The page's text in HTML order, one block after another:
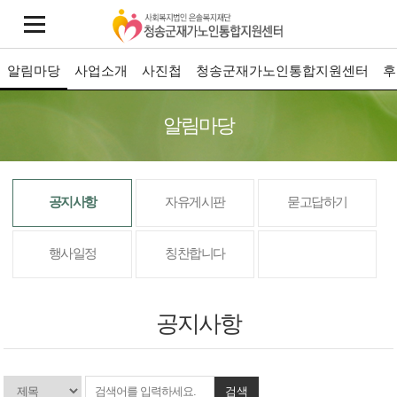
알림마당 사업소개 사진첩 청송군재가노인통합지원센터
알림마당
공지사항 자유게시판 묻고답하기
행사일정 칭찬합니다
공지사항
검색